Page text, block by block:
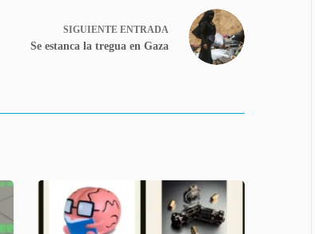
SIGUIENTE ENTRADA
Se estanca la tregua en Gaza